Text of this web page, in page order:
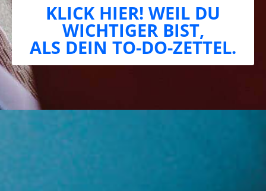
KLICK HIER! WEIL DU
WICHTIGER BIST,
ALS DEIN TO-DO-ZETTEL.